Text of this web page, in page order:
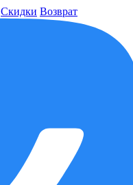
Скидки Возврат